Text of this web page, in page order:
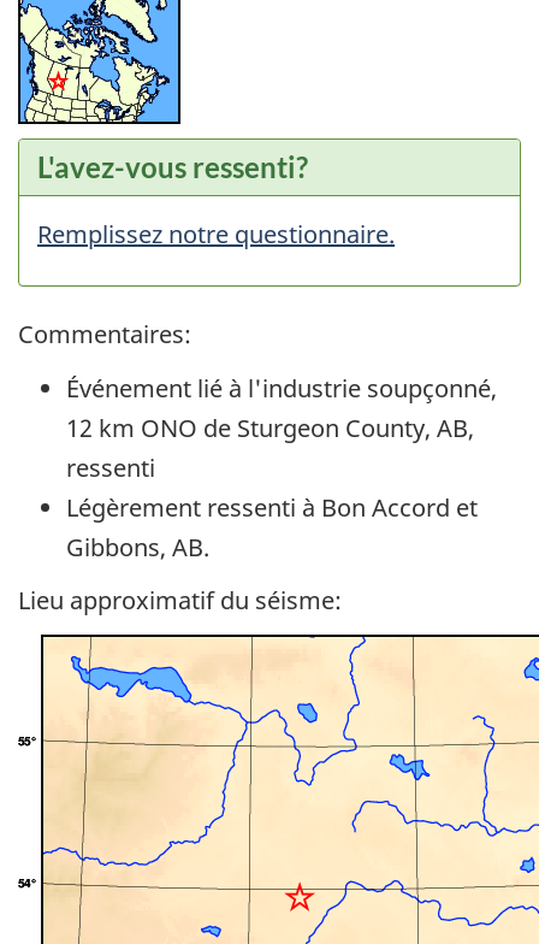
L'avez-vous ressenti?
Remplissez notre questionnaire.
Commentaires:
Événement lié à l'industrie soupçonné,
12 km ONO de Sturgeon County, AB,
ressenti
Légèrement ressenti à Bon Accord et
Gibbons, AB.
Lieu approximatif du séisme: